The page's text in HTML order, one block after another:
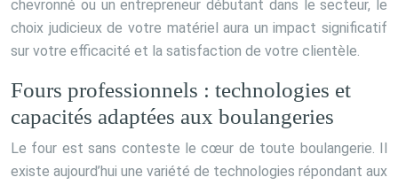
chevronné ou un entrepreneur débutant dans le secteur, le
choix judicieux de votre matériel aura un impact significatif
sur votre efficacité et la satisfaction de votre clientèle.
Fours professionnels : technologies et
capacités adaptées aux boulangeries
Le four est sans conteste le cœur de toute boulangerie. Il
existe aujourd’hui une variété de technologies répondant aux